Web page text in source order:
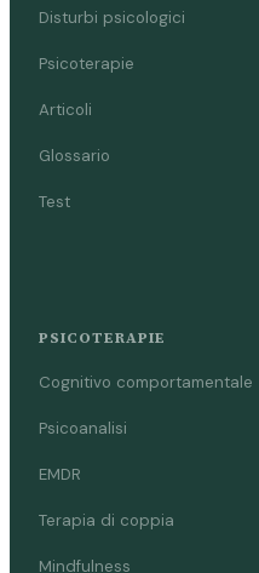
Disturbi psicologici
Psicoterapie
Articoli
Glossario
Test
PSICOTERAPIE
Cognitivo comportamentale
Psicoanalisi
EMDR
Terapia di coppia
Mindfulness